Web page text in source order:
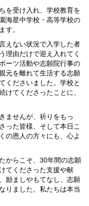
を受け入れ、学校教育を
海星中学校・高等学校の
す。
えない状況で入学した者
理由だけで迎え入れてく
ーツ活動や志願院行事の
元を離れて生活する志願
くださいました。学校と
けてくださったことに、
ませんが、祈りをもっ
った皆様、そして本日こ
の恩人の方々にも、心よ
からこそ、30年間の志願
てくださった支援や献
励ましやもてなし、志願
りました。私たちは本当